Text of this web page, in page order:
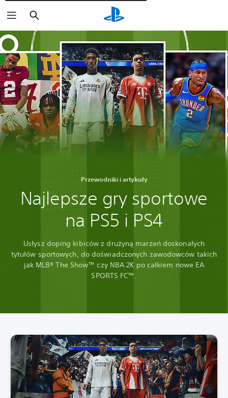
Wyszukaj
Przewodniki i artykuły
Najlepsze gry sportowe
na PS5 i PS4
Usłysz doping kibiców z drużyną marzeń doskonałych
tytułów sportowych, do doświadczonych zawodowców takich
jak MLB® The Show™ czy NBA 2K po całkiem nowe EA
SPORTS FC™.